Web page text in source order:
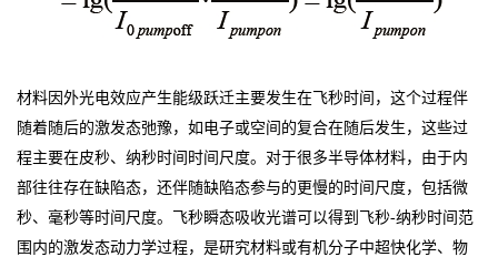
材料因外光电效应产生能级跃迁主要发生在飞秒时间，这个过程伴
随着随后的激发态弛豫，如电子或空间的复合在随后发生，这些过
程主要在皮秒、纳秒时间时间尺度。对于很多半导体材料，由于内
部往往存在缺陷态，还伴随缺陷态参与的更慢的时间尺度，包括微
秒、毫秒等时间尺度。飞秒瞬态吸收光谱可以得到飞秒-纳秒时间范
围内的激发态动力学过程，是研究材料或有机分子中超快化学、物